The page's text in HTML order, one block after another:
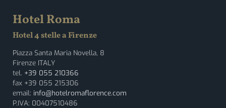
Hotel Roma
Hotel 4 stelle a Firenze
Piazza Santa Maria Novella, 8
Firenze ITALY
tel. +39 055 210366
fax +39 055 215306
email: info@hotelromaflorence.com
P.IVA: 00407510486